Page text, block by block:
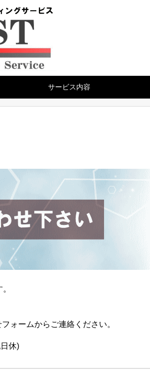
サービス内容
ォームからご連絡ください。
休)